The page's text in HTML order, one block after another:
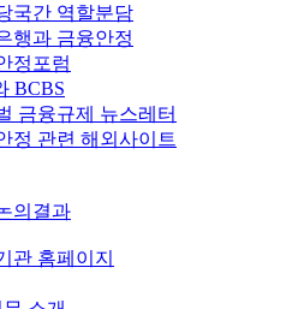
국간 역할분담
행과 금융안정
정포럼
BCBS
금융규제 뉴스레터
정 관련 해외사이트
의결과
관 홈페이지